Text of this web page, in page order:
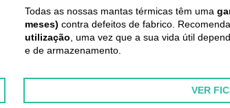
Todas as nossas mantas térmicas têm uma
meses) contra defeitos de fabrico.
utilização , uma vez que a sua vida útil
e de armazenamento.
VER